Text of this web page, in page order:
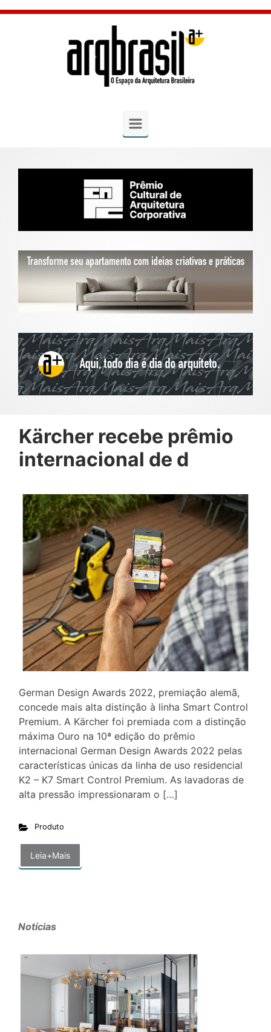
Skip to main content
Kärcher recebe prêmio
internacional de d
German Design Awards 2022, premiação alemã,
concede mais alta distinção à linha Smart Control
Premium. A Kärcher foi premiada com a distinção
máxima Ouro na 10ª edição do prêmio
internacional German Design Awards 2022 pelas
características únicas da linha de uso residencial
K2 – K7 Smart Control Premium. As lavadoras de
alta pressão impressionaram o […]
Produto
Leia+Mais
Notícias